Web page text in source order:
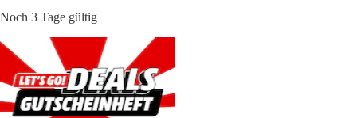
Noch 3 Tage gültig